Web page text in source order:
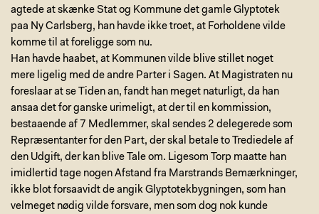
agtede at skænke Stat og Kommune det gamle Glyptotek
paa Ny Carlsberg, han havde ikke troet, at Forholdene vilde
komme til at foreligge som nu.
Han havde haabet, at Kommunen vilde blive stillet noget
mere ligelig med de andre Parter i Sagen. At Magistraten nu
foreslaar at se Tiden an, fandt han meget naturligt, da han
ansaa det for ganske urimeligt, at der til en kommission,
bestaaende af 7 Medlemmer, skal sendes 2 delegerede som
Repræsentanter for den Part, der skal betale to Trediedele af
den Udgift, der kan blive Tale om. Ligesom Torp maatte han
imidlertid tage nogen Afstand fra Marstrands Bemærkninger,
ikke blot forsaavidt de angik Glyptotekbygningen, som han
velmeget nødig vilde forsvare, men som dog nok kunde